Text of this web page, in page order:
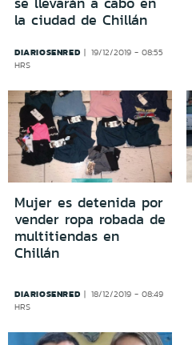
la ciudad de Chillán
DIARIOSENRED
19/12/2019 - 08:55
HRS
Mujer es detenida por
vender ropa robada de
multitiendas en
Chillán
DIARIOSENRED
18/12/2019 - 08:49
HRS